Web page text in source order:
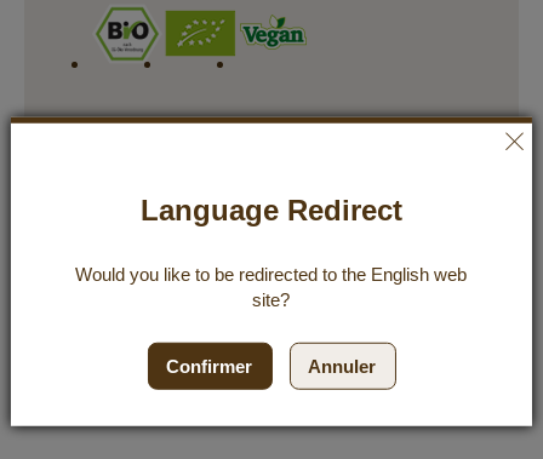
Ingrédients & informations nutritionnelles
Stockage & durabilité
Language Redirect
Would you like to be redirected to the English web
site?
Confirmer Annuler